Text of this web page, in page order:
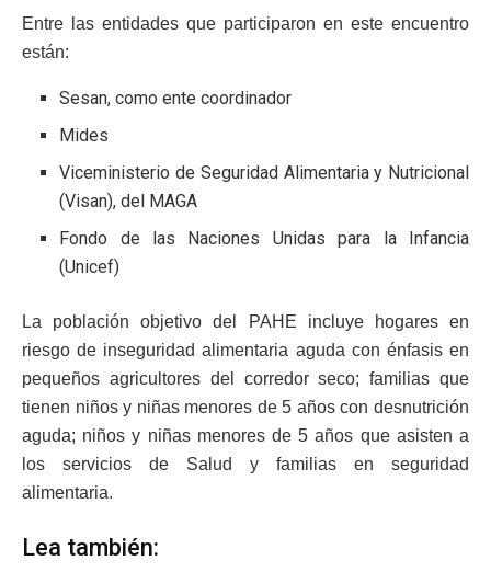
Entre las entidades que participaron en este encuentro
están:
Sesan, como ente coordinador
Mides
Viceministerio de Seguridad Alimentaria y Nutricional
(Visan), del MAGA
Fondo de las Naciones Unidas para la Infancia
(Unicef)
La población objetivo del PAHE incluye hogares en
riesgo de inseguridad alimentaria aguda con énfasis en
pequeños agricultores del corredor seco; familias que
tienen niños y niñas menores de 5 años con desnutrición
aguda; niños y niñas menores de 5 años que asisten a
los servicios de Salud y familias en seguridad
alimentaria.
Lea también: